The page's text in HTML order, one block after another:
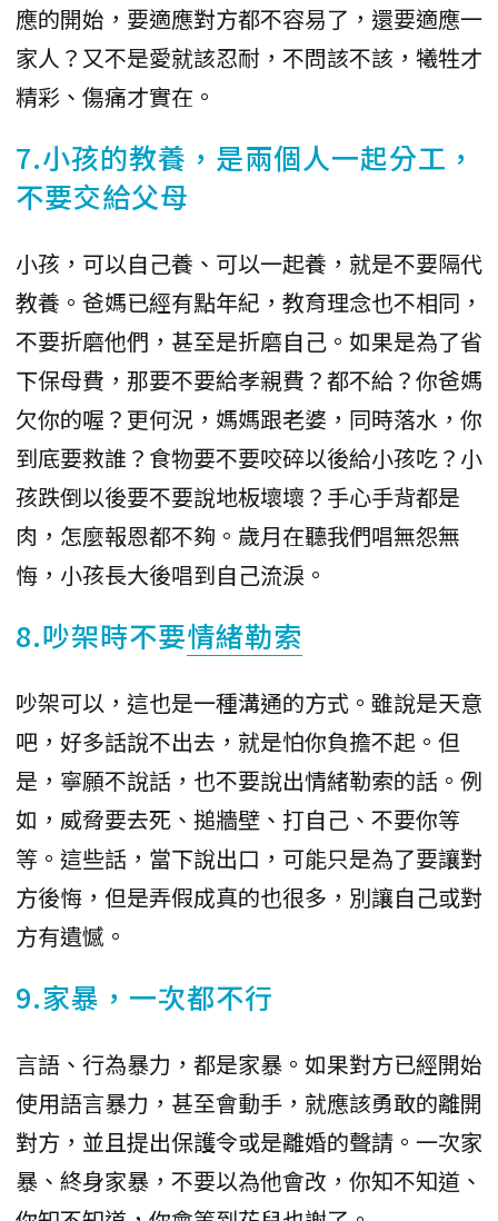
應的開始，要適應對方都不容易了，還要適應一
家人？又不是愛就該忍耐，不問該不該，犧牲才
精彩、傷痛才實在。
7.小孩的教養，是兩個人一起分工，
不要交給父母
小孩，可以自己養、可以一起養，就是不要隔代
教養。爸媽已經有點年紀，教育理念也不相同，
不要折磨他們，甚至是折磨自己。如果是為了省
下保母費，那要不要給孝親費？都不給？你爸媽
欠你的喔？更何況，媽媽跟老婆，同時落水，你
到底要救誰？食物要不要咬碎以後給小孩吃？小
孩跌倒以後要不要說地板壞壞？手心手背都是
肉，怎麼報恩都不夠。歲月在聽我們唱無怨無
悔，小孩長大後唱到自己流淚。
8.吵架時不要情緒勒索
吵架可以，這也是一種溝通的方式。雖說是天意
吧，好多話說不出去，就是怕你負擔不起。但
是，寧願不說話，也不要說出情緒勒索的話。例
如，威脅要去死、搥牆壁、打自己、不要你等
等。這些話，當下說出口，可能只是為了要讓對
方後悔，但是弄假成真的也很多，別讓自己或對
方有遺憾。
9.家暴，一次都不行
言語、行為暴力，都是家暴。如果對方已經開始
使用語言暴力，甚至會動手，就應該勇敢的離開
對方，並且提出保護令或是離婚的聲請。一次家
暴、終身家暴，不要以為他會改，你知不知道、